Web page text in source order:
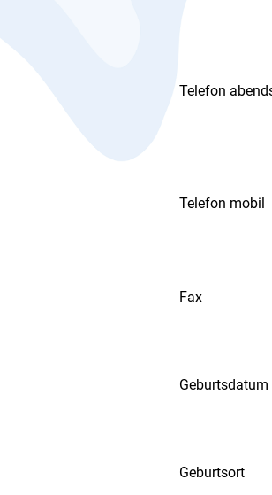
Telefon
Telefon mobil
Fax
Geburtsdatum
Geburtsort